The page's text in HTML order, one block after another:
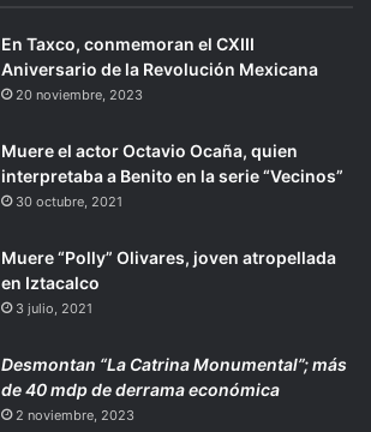
En Taxco, conmemoran el CXIII
Aniversario de la Revolución Mexicana
20 noviembre, 2023
Muere el actor Octavio Ocaña, quien
interpretaba a Benito en la serie “Vecinos”
30 octubre, 2021
Muere “Polly” Olivares, joven atropellada
en Iztacalco
3 julio, 2021
Desmontan “La Catrina Monumental”; más
de 40 mdp de derrama económica
2 noviembre, 2023